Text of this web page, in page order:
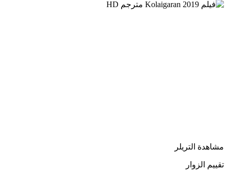
مشاهدة التريلر
تقييم الزوار